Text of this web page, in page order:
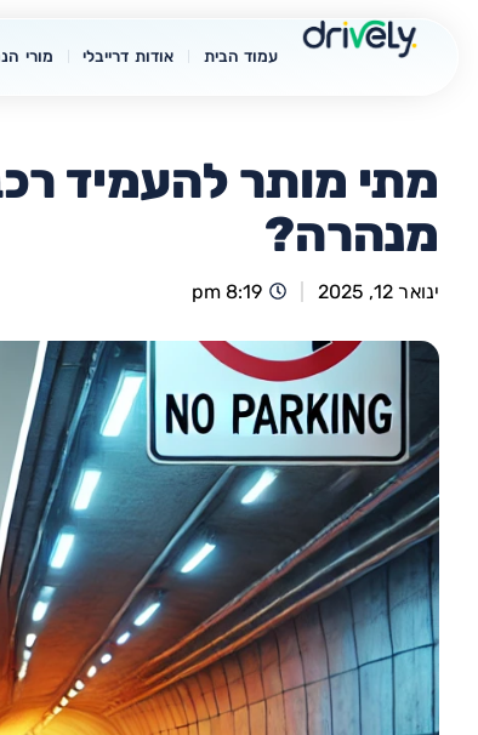
עמוד הבית אודות דרייבלי מורי
מתי מותר להעמיד
מנהרה?
ינואר 12, 2025 8:19 pm